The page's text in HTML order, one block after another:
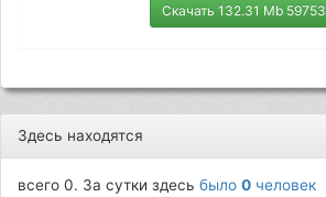
Скачать 132.31 Mb 59753
Здесь находятся
всего 0. За сутки здесьбыло0 человек